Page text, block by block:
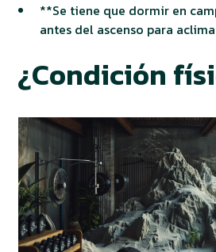
**Se tiene que dormir en
antes del ascenso para
¿Condición